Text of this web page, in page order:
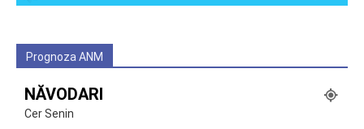
Prognoza ANM
NĂVODARI
Cer Senin